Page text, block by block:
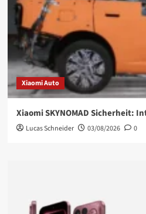
Xiaomi Auto
Xiaomi SKYNOMAD Sicherheit:
Lucas Schneider 03/08/2026 0